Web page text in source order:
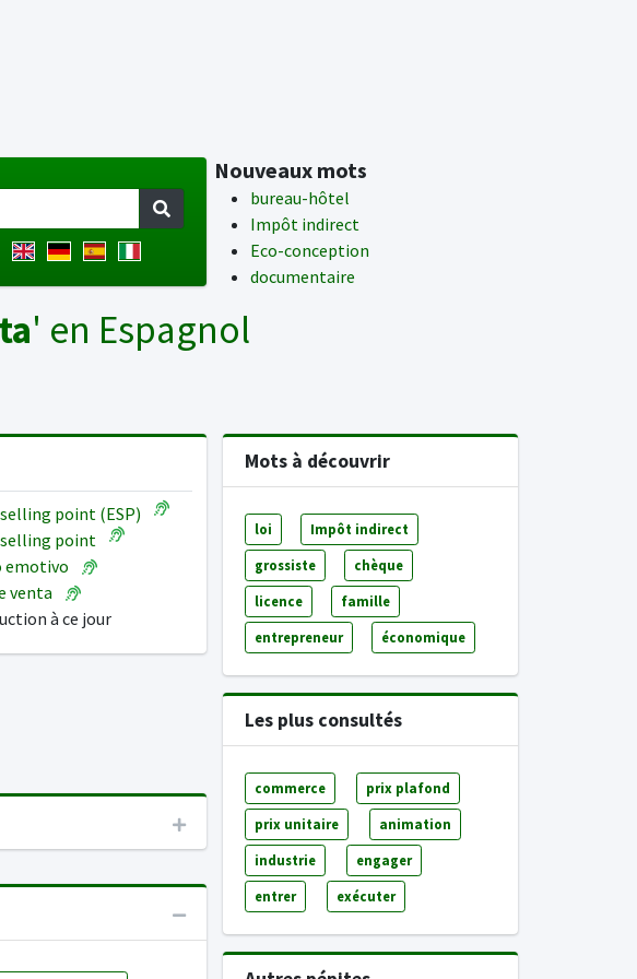
Nouveaux mots
bureau-hôtel
Impôt indirect
Eco-conception
documentaire
' en Espagnol
point (ESP)
point
emotivo
venta
à ce jour
Mots à découvrir
loi Impôt indirect
grossiste chèque
licence famille
entrepreneur économique
Les plus consultés
commerce prix plafond
prix unitaire animation
industrie engager
entrer exécuter